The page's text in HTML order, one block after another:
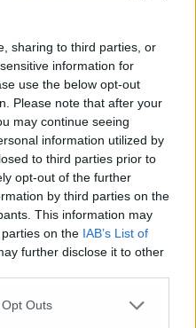
sharing to third parties, or
information for
use the below opt-out
Please note that after your
may continue seeing
information utilized by
to third parties prior to
opt-out of the further
by third parties on the
This information may
on the IAB’s List of
further disclose it to other
Outs
home